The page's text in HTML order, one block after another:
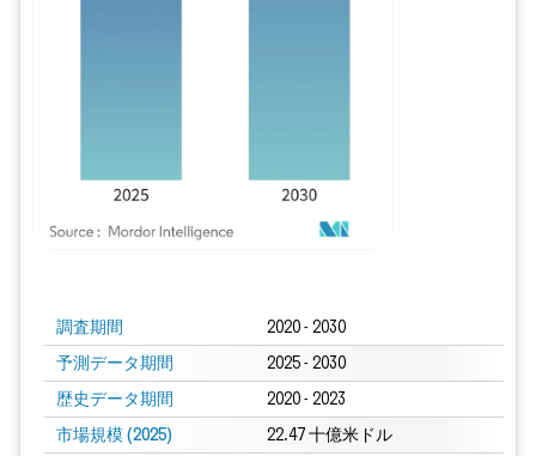
調査期間 2020 - 2030
予測データ期間 2025 - 2030
歴史データ期間 2020 - 2023
市場規模 (2025) 22.47 十億米ドル